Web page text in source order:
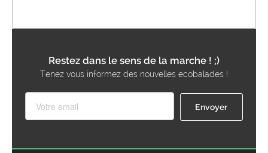
Restez dans le sens de la marche ! ;)
Tenez vous informez des nouvelles ecobalades !